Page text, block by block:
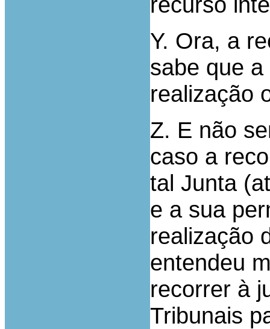
Y. Ora, a
sabe que
realização
Z. E não
caso a
tal Junta
e a sua
realização
entendeu
recorrer à
Tribunais